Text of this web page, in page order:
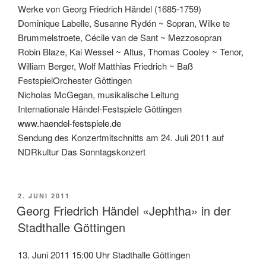
Werke von Georg Friedrich Händel (1685-1759)
Dominique Labelle, Susanne Rydén ~ Sopran, Wilke te
Brummelstroete, Cécile van de Sant ~ Mezzosopran
Robin Blaze, Kai Wessel ~ Altus, Thomas Cooley ~ Tenor,
William Berger, Wolf Matthias Friedrich ~ Baß
FestspielOrchester Göttingen
Nicholas McGegan, musikalische Leitung
Internationale Händel-Festspiele Göttingen
www.haendel-festspiele.de
Sendung des Konzertmitschnitts am 24. Juli 2011 auf
NDRkultur Das Sonntagskonzert
VERÖFFENTLICHT
AM
2. JUNI 2011
Georg Friedrich Händel «Jephtha» in der
Stadthalle Göttingen
13. Juni 2011 15:00 Uhr Stadthalle Göttingen